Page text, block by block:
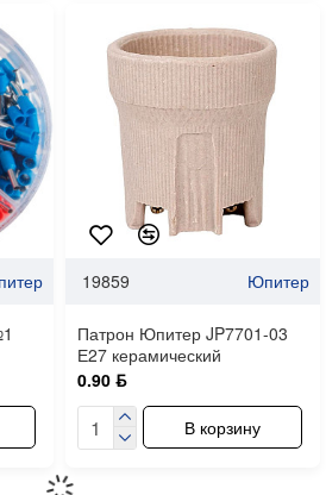
19859 Юпитер
Патрон Юпитер JP7701-03
Е27 керамический
0.90 ƃ
В корзину